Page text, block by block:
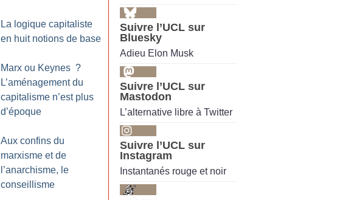
La logique capitaliste
en huit notions de base
Marx ou Keynes ?
L’aménagement du
capitalisme n’est plus
d’époque
Aux confins du
marxisme et de
l’anarchisme, le
conseillisme
Suivre l’UCL sur
Bluesky
Adieu Elon Musk
Suivre l’UCL sur
Mastodon
L’alternative libre à Twitter
Suivre l’UCL sur
Instagram
Instantanés rouge et noir